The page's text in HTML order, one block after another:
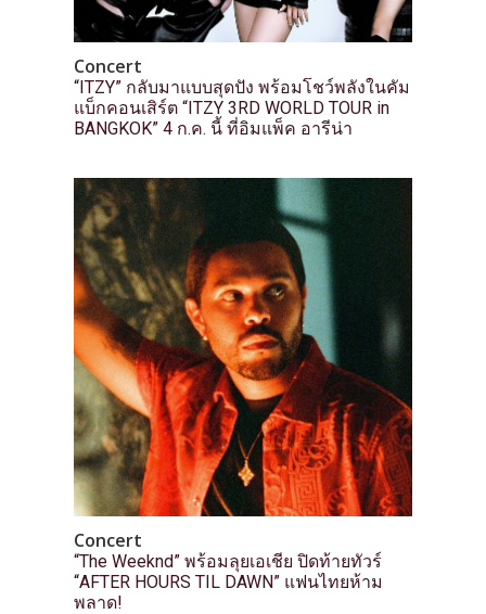
Concert
“ITZY” กลับมาแบบสุดปัง พร้อมโชว์พลังในคัม
แบ็กคอนเสิร์ต “ITZY 3RD WORLD TOUR in
BANGKOK” 4 ก.ค. นี้ ที่อิมแพ็ค อารีน่า
Concert
“The Weeknd” พร้อมลุยเอเชีย ปิดท้ายทัวร์
“AFTER HOURS TIL DAWN” แฟนไทยห้าม
พลาด!